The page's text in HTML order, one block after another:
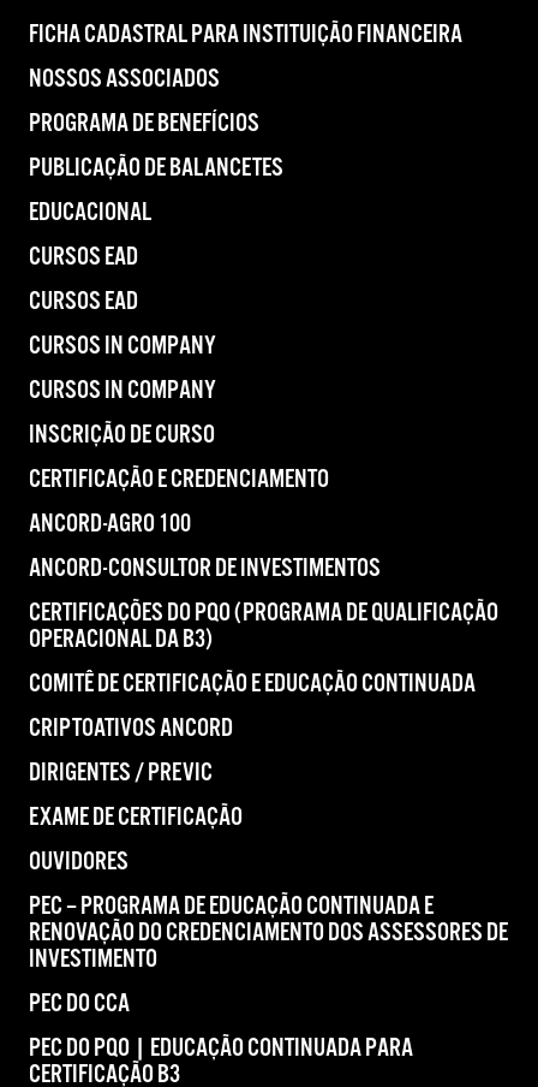
FICHA CADASTRAL PARA INSTITUIÇÃO FINANCEIRA
NOSSOS ASSOCIADOS
PROGRAMA DE BENEFÍCIOS
PUBLICAÇÃO DE BALANCETES
EDUCACIONAL
CURSOS EAD
CURSOS EAD
CURSOS IN COMPANY
CURSOS IN COMPANY
INSCRIÇÃO DE CURSO
CERTIFICAÇÃO E CREDENCIAMENTO
ANCORD-AGRO 100
ANCORD-CONSULTOR DE INVESTIMENTOS
CERTIFICAÇÕES DO PQO (PROGRAMA DE QUALIFICAÇÃO
OPERACIONAL DA B3)
COMITÊ DE CERTIFICAÇÃO E EDUCAÇÃO CONTINUADA
CRIPTOATIVOS ANCORD
DIRIGENTES / PREVIC
EXAME DE CERTIFICAÇÃO
OUVIDORES
PEC – PROGRAMA DE EDUCAÇÃO CONTINUADA E
RENOVAÇÃO DO CREDENCIAMENTO DOS ASSESSORES DE
INVESTIMENTO
PEC DO CCA
PEC DO PQO | EDUCAÇÃO CONTINUADA PARA
CERTIFICAÇÃO B3